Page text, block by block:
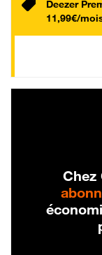
Deezer
11,99€/
Chez